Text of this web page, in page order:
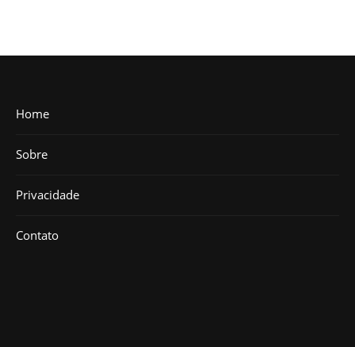
Home
Sobre
Privacidade
Contato